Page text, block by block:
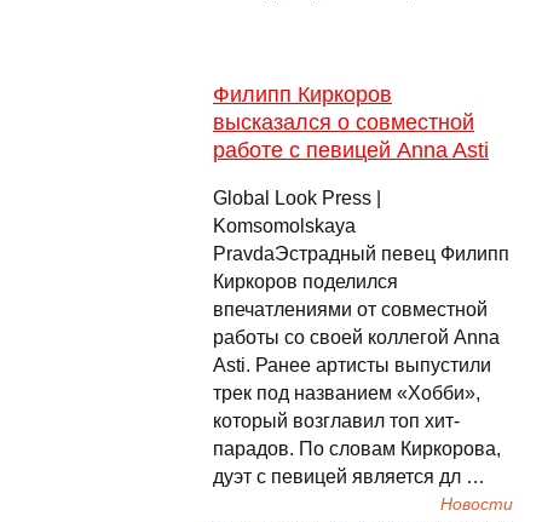
Филипп Киркоров
высказался о совместной
работе с певицей Anna Asti
Global Look Press |
Komsomolskaya
PravdaЭстрадный певец Филипп
Киркоров поделился
впечатлениями от совместной
работы со своей коллегой Anna
Asti. Ранее артисты выпустили
трек под названием «Хобби»,
который возглавил топ хит-
парадов. По словам Киркорова,
дуэт с певицей является дл …
Новости